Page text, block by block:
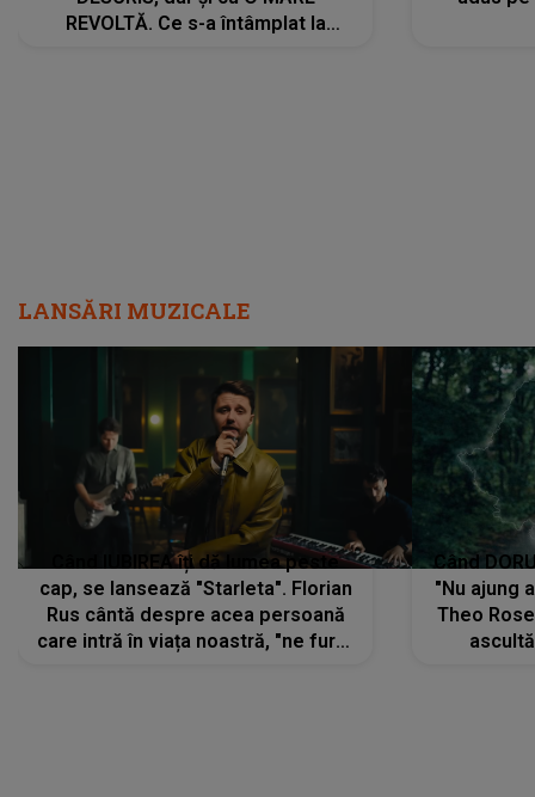
REVOLTĂ. Ce s-a întâmplat la
LANSĂRI MUZICALE
Când IUBIREA îți dă lumea peste
cap, se lansează "Starleta". Florian
Rus cântă despre acea persoană
care intră în viața noastră, "ne fură"
Când
"Nu ajung
Theo